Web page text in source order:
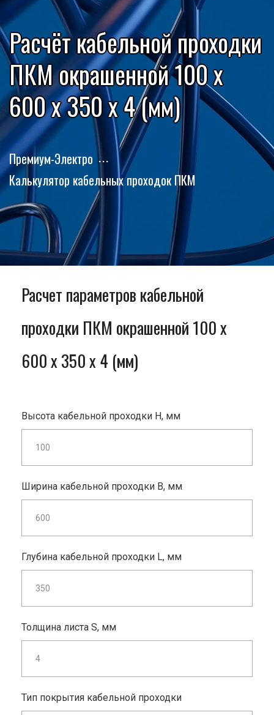
Расчёт кабельной проходки
ПКМ окрашенной 100 x
600 x 350 x 4 (мм)
Премиум-Электро
Калькулятор кабельных проходок ПКМ
Расчет параметров кабельной
проходки ПКМ окрашенной 100 x
600 x 350 x 4 (мм)
Высота кабельной проходки H, мм
Ширина кабельной проходки B, мм
Глубина кабельной проходки L, мм
Толщина листа S, мм
Тип покрытия кабельной проходки